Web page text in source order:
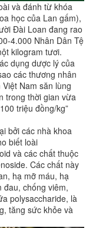
và đánh từ khóa
học của Lan gấm),
Đài Loan đang rao
4.000 Nhân Dân Tệ
kilogram tươi.
dụng dược lý của
các thương nhân
Nam săn lùng
trong thời gian vừa
triệu đồng/kg”
bởi các nhà khoa
biết loài
và các chất thuộc
Các chất này
hạ mỡ máu, hạ
đau, chống viêm,
polysaccharide, là
tăng sức khỏe và